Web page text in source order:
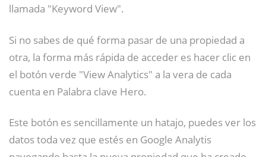
llamada "Keyword View".
Si no sabes de qué forma pasar de una propiedad a
otra, la forma más rápida de acceder es hacer clic en
el botón verde "View Analytics" a la vera de cada
cuenta en Palabra clave Hero.
Este botón es sencillamente un hatajo, puedes ver los
datos toda vez que estés en Google Analytis